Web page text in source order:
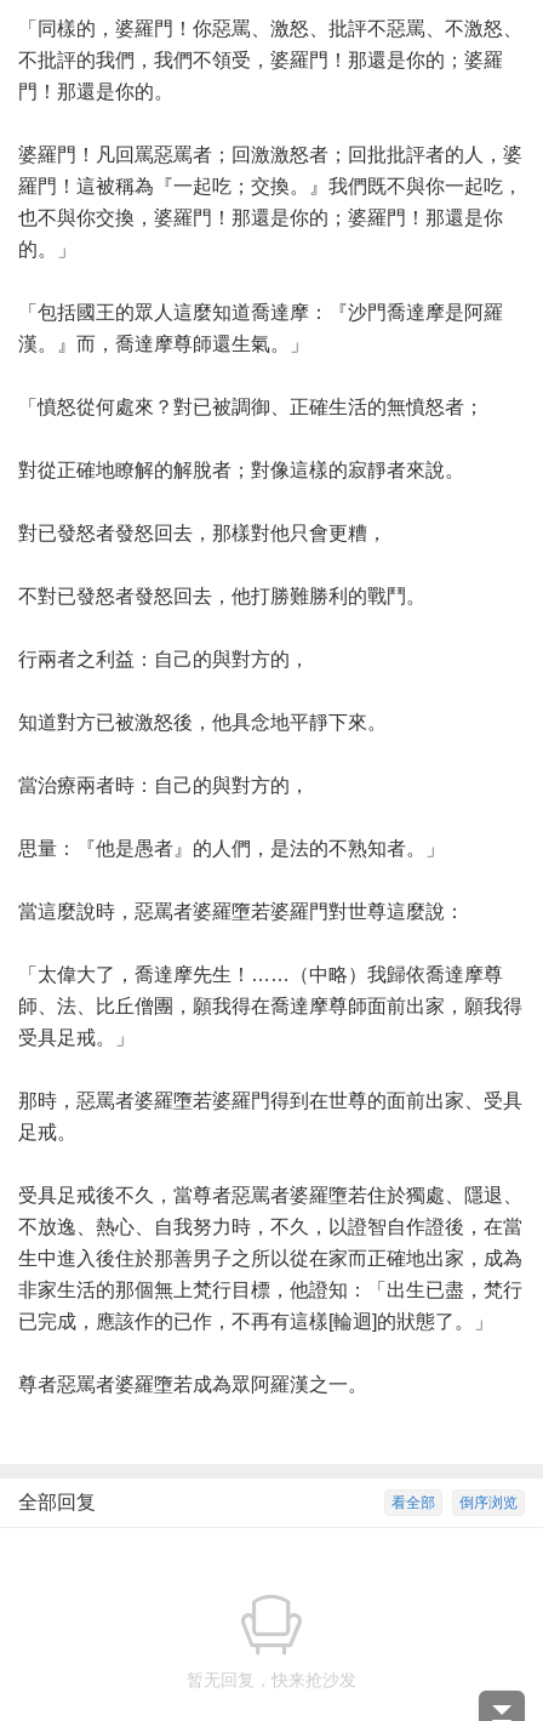
「同樣的，婆羅門！你惡罵、激怒、批評不惡罵、不激怒、
不批評的我們，我們不領受，婆羅門！那還是你的；婆羅
門！那還是你的。
婆羅門！凡回罵惡罵者；回激激怒者；回批批評者的人，婆
羅門！這被稱為『一起吃；交換。』我們既不與你一起吃，
也不與你交換，婆羅門！那還是你的；婆羅門！那還是你
的。」
「包括國王的眾人這麼知道喬達摩：『沙門喬達摩是阿羅
漢。』而，喬達摩尊師還生氣。」
「憤怒從何處來？對已被調御、正確生活的無憤怒者；
對從正確地瞭解的解脫者；對像這樣的寂靜者來說。
對已發怒者發怒回去，那樣對他只會更糟，
不對已發怒者發怒回去，他打勝難勝利的戰鬥。
行兩者之利益：自己的與對方的，
知道對方已被激怒後，他具念地平靜下來。
當治療兩者時：自己的與對方的，
思量：『他是愚者』的人們，是法的不熟知者。」
當這麼說時，惡罵者婆羅墮若婆羅門對世尊這麼說：
「太偉大了，喬達摩先生！……（中略）我歸依喬達摩尊
師、法、比丘僧團，願我得在喬達摩尊師面前出家，願我得
受具足戒。」
那時，惡罵者婆羅墮若婆羅門得到在世尊的面前出家、受具
足戒。
受具足戒後不久，當尊者惡罵者婆羅墮若住於獨處、隱退、
不放逸、熱心、自我努力時，不久，以證智自作證後，在當
生中進入後住於那善男子之所以從在家而正確地出家，成為
非家生活的那個無上梵行目標，他證知：「出生已盡，梵行
已完成，應該作的已作，不再有這樣[輪迴]的狀態了。」
尊者惡罵者婆羅墮若成為眾阿羅漢之一。
倒序浏览
看全部
全部回复
暂无回复，快来抢沙发